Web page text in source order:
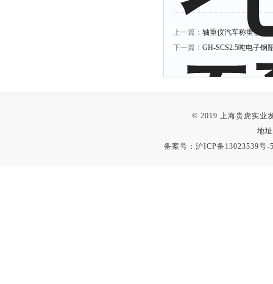
上一篇： 轴重仪汽车称重仪 动
下一篇： GH-SCS2.5吨电子钢
© 2019 上海贵虎实业
地
备案号：沪ICP备13023539号-